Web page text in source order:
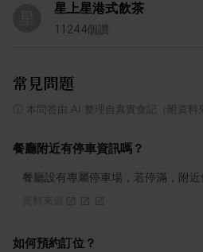
星上星港式飲茶
11244個讚
常見問題
本問答由 AI 整理自真實食記（附資料
餐廳附近有停車資訊嗎？
餐廳設有專屬停車場，若停滿，附近
如何預約訂位？